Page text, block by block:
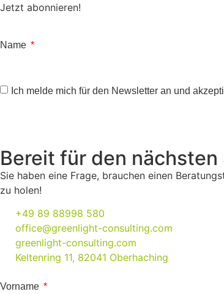
Jetzt abonnieren!
Name
Ich melde mich für den Newsletter an und
Bereit für den
Sie haben eine Frage, brauchen einen
zu holen!
+49 89 88998 580
office@greenlight-consulting.com
greenlight-consulting.com
Keltenring 11, 82041 Oberhaching
Vorname